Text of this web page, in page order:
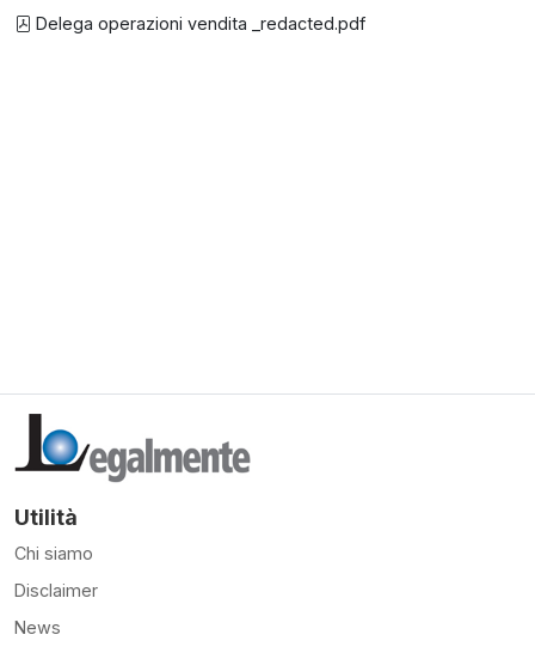
Delega operazioni vendita _redacted.pdf
Utilità
Chi siamo
Disclaimer
News